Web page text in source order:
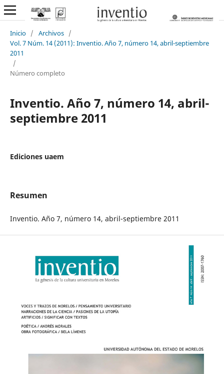
Inicio / Archivos /
Vol. 7 Núm. 14 (2011): Inventio. Año 7, número 14, abril-septiembre
2011
/
Número completo
Inventio. Año 7, número 14, abril-
septiembre 2011
Ediciones uaem
Resumen
Inventio. Año 7, número 14, abril-septiembre 2011